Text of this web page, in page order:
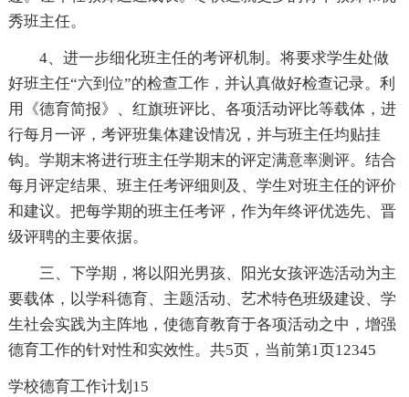
秀班主任。
4、进一步细化班主任的考评机制。将要求学生处做
好班主任“六到位”的检查工作，并认真做好检查记录。利
用《德育简报》、红旗班评比、各项活动评比等载体，进
行每月一评，考评班集体建设情况，并与班主任均贴挂
钩。学期末将进行班主任学期末的评定满意率测评。结合
每月评定结果、班主任考评细则及、学生对班主任的评价
和建议。把每学期的班主任考评，作为年终评优选先、晋
级评聘的主要依据。
三、下学期，将以阳光男孩、阳光女孩评选活动为主
要载体，以学科德育、主题活动、艺术特色班级建设、学
生社会实践为主阵地，使德育教育于各项活动之中，增强
德育工作的针对性和实效性。共5页，当前第1页12345
学校德育工作计划15